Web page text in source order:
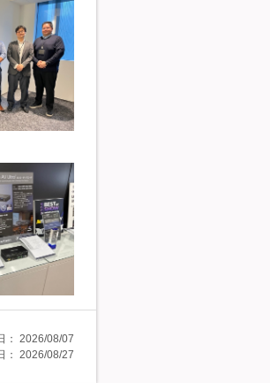
： 2026/08/07
： 2026/08/27